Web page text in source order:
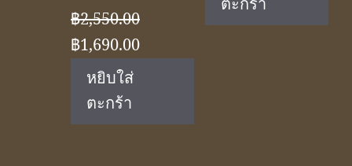
฿2,550.00
Original
price
was:
฿2,550.00.
฿1,690.00Current
฿1,690.00.
หยิบใส่
ตะกร้า
฿1,490.00.฿990.00.